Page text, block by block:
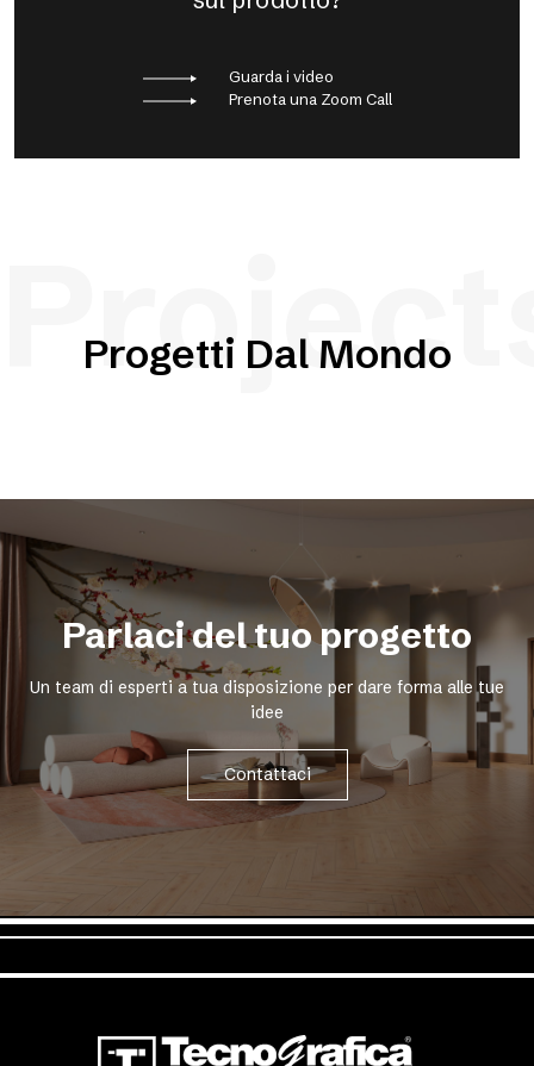
Guarda i video
Prenota una Zoom Call
Progetti Dal Mondo
Parlaci del tuo progetto
Un team di esperti a tua disposizione per dare forma alle tue
idee
Contattaci